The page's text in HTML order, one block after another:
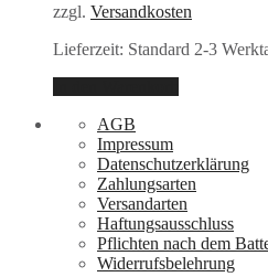
zzgl. Versandkosten
Lieferzeit: Standard 2-3
AGB
Impressum
Datenschutzerklärung
Zahlungsarten
Versandarten
Haftungsausschluss
Pflichten nach dem
Widerrufsbelehrung